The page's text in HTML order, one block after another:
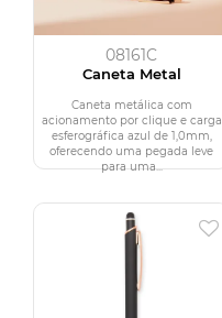
08161C
Caneta Metal
Caneta metálica com
acionamento por clique e carga
esferográfica azul de 1,0mm,
oferecendo uma pegada leve
para uma...